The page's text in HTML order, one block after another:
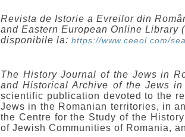
Revista de Istorie a Evreilor din
and Eastern European Online Library (
disponibile la: https://www.ceeol.com/
The History Journal of the Jews in
and Historical Archive of the Jews in
scientific publication devoted to the
Jews in the Romanian territories, in
the Centre for the Study of the
of Jewish Communities of Romania,